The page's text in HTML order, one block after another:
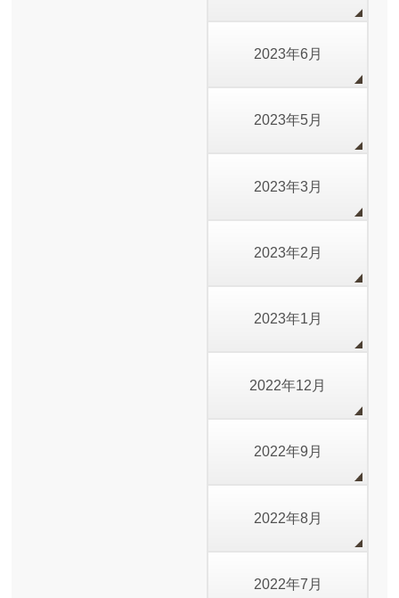
2023年6月
2023年5月
2023年3月
2023年2月
2023年1月
2022年12月
2022年9月
2022年8月
2022年7月